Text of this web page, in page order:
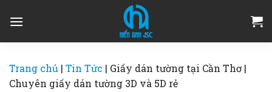
Trang chủ | Tin Tức | Giấy dán tường tại Cần Thơ |
Chuyên giấy dán tường 3D và 5D rẻ